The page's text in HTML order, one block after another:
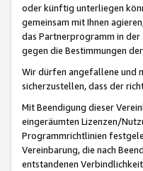
oder künftig unterliegen
gemeinsam mit Ihnen
das Partnerprogramm in der
gegen die Bestimmungen
Wir dürfen angefallene und
sicherzustellen, dass der
Mit Beendigung dieser
eingeräumten Lizenzen/
Programmrichtlinien
Vereinbarung, die nach
entstandenen